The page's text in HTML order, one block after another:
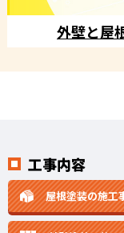
外壁と屋
工事内容
屋根塗装の施工